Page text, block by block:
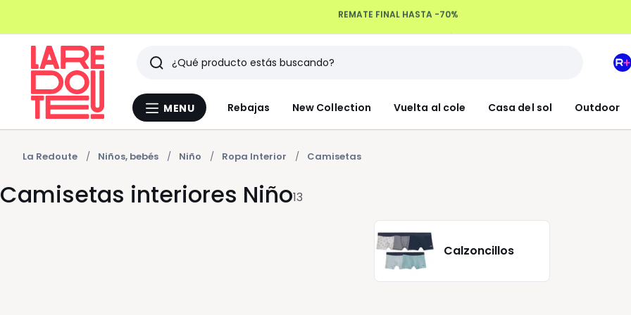
Devoluciones hasta 100 días
Menu
MENU Rebajas New Collection Vuelta al cole Casa del sol Outdoor
Buscar
Últimos
artículos
vistos
Mi
La Redoute Niños, bebés Niño Ropa Interior Camisetas
Camisetas interiores Niño13
Calzoncillos